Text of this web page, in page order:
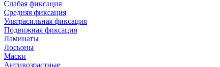
Слабая фиксация
Средняя фиксация
Ультрасильная фиксация
Подвижная фиксация
Ламинаты
Лосьоны
Маски
Антивозрастные